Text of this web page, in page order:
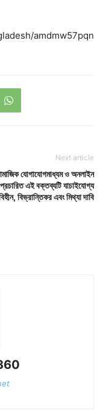
amdmw57pqn
Next article
যোগাযোগমাধ্যম ও অনলাইন
প্রচারিত এই বক্তব্যটি যাচাইযোগ্য
বিভ্রান্তিকর এবং মিথ্যা দাবি